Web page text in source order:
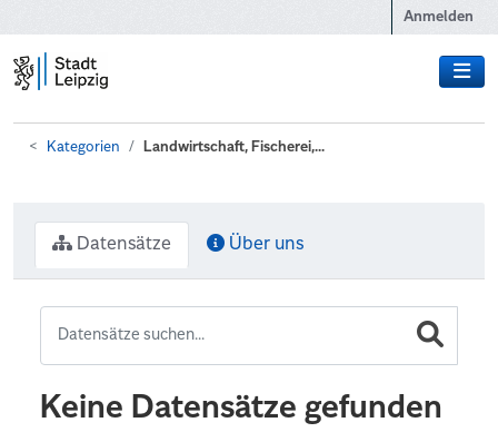
Anmelden
Kategorien Landwirtschaft, Fischerei,...
Datensätze Über uns
Keine Datensätze gefunden